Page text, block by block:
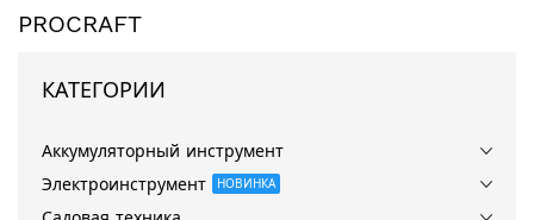
PROCRAFT
КАТЕГОРИИ
Аккумуляторный инструмент
Электроинструмент
НОВИНКА